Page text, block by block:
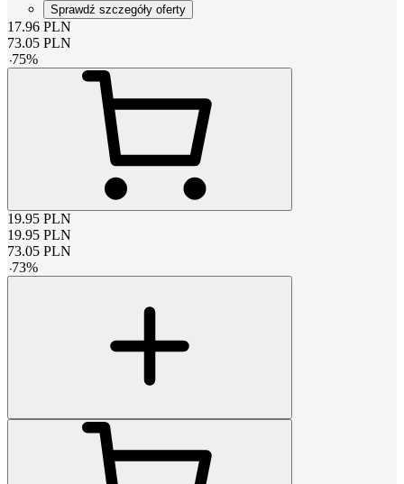
Sprawdź szczegóły oferty
17.96 PLN
73.05 PLN
-75%
19.95 PLN
19.95 PLN
73.05 PLN
-73%